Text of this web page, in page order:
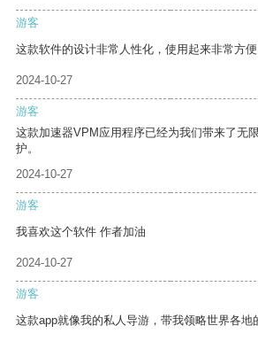
游客
这款软件的设计非常人性化，使用起来非常方便
2024-10-27
游客
这款加速器VPM应用程序已经为我们带来了无
护。
2024-10-27
游客
我喜欢这个软件 作者加油
2024-10-27
游客
这款app就像我的私人导游，带我领略世界各地